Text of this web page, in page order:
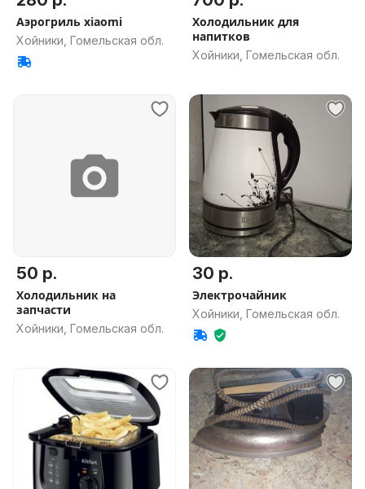
Аэрогриль xiaomi
Хойники, Гомельская обл.
Холодильник для
напитков
Хойники, Гомельская обл.
50 р.
Холодильник на
запчасти
Хойники, Гомельская обл.
30 р.
Электрочайник
Хойники, Гомельская обл.